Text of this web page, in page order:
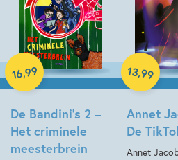
De Bandini’s 2 –
Het criminele
meesterbrein
16,99
Hardcover
Annet
De
Annet
13,99
Hardcover